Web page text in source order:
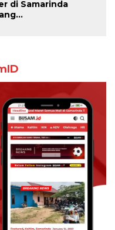
di Samarinda